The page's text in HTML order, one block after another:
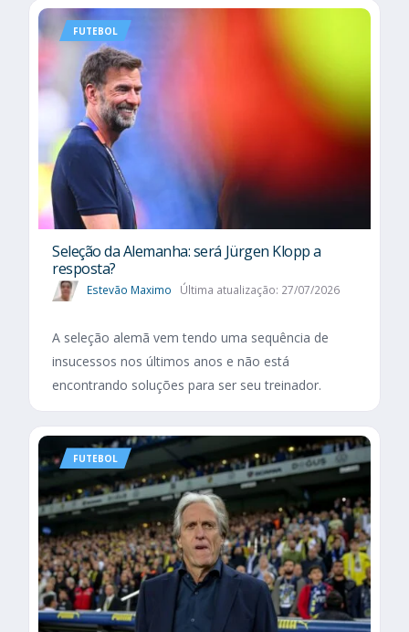
FUTEBOL
Seleção da Alemanha: será Jürgen Klopp a
resposta?
Estevão Maximo Última atualização: 27/07/2026
A seleção alemã vem tendo uma sequência de
insucessos nos últimos anos e não está
encontrando soluções para ser seu treinador.
FUTEBOL